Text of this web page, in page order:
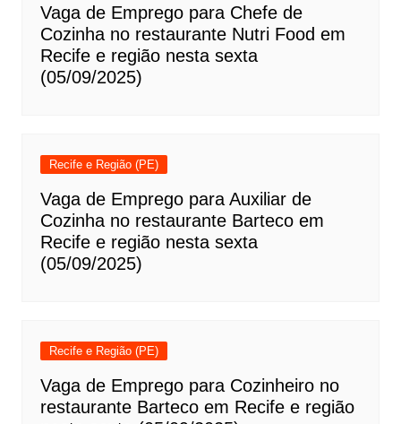
Vaga de Emprego para Chefe de
Cozinha no restaurante Nutri Food em
Recife e região nesta sexta
(05/09/2025)
Recife e Região (PE)
Vaga de Emprego para Auxiliar de
Cozinha no restaurante Barteco em
Recife e região nesta sexta
(05/09/2025)
Recife e Região (PE)
Vaga de Emprego para Cozinheiro no
restaurante Barteco em Recife e região